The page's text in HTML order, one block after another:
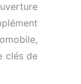
clés de